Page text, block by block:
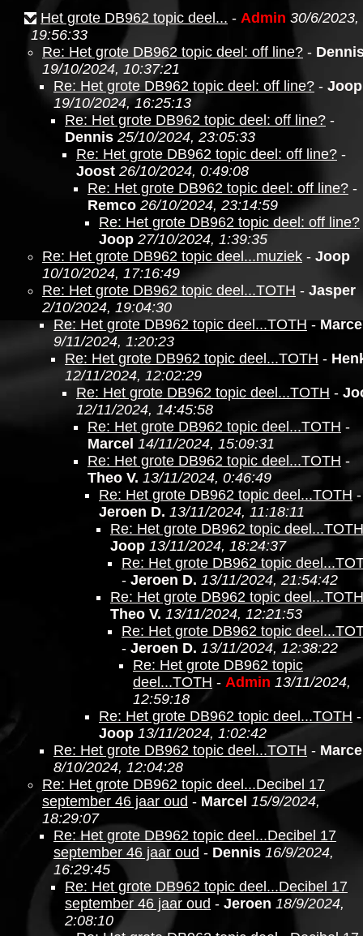
Het grote DB962 topic deel... - Admin 30/6/2023,
19:56:33
Re: Het grote DB962 topic deel: off line? -
19/10/2024, 10:37:21
Re: Het grote DB962 topic deel: off line? - Joop
19/10/2024, 16:25:13
Re: Het grote DB962 topic deel: off line? -
Dennis 25/10/2024, 23:05:33
Re: Het grote DB962 topic deel: off line? -
Joost 26/10/2024, 0:49:08
Re: Het grote DB962 topic deel: off line? -
Remco 26/10/2024, 23:14:59
Re: Het grote DB962 topic deel: off line?
Joop 27/10/2024, 1:39:35
Re: Het grote DB962 topic deel...muziek - Joop
10/10/2024, 17:16:49
Re: Het grote DB962 topic deel...TOTH - Jasper
2/10/2024, 19:04:30
Re: Het grote DB962 topic deel...TOTH-
9/11/2024, 1:20:23
Re: Het grote DB962 topic deel...TOTH -
12/11/2024, 12:02:29
Re: Het grote DB962 topic deel...TOTH -
12/11/2024, 14:45:58
Re: Het grote DB962 topic deel...TOTH -
Marcel 14/11/2024, 15:09:31
Re: Het grote DB962 topic deel...TOTH -
Theo V. 13/11/2024, 0:46:49
Re: Het grote DB962 topic deel...TOTH -
Jeroen D. 13/11/2024, 11:18:11
Re: Het grote DB962 topic deel...TOTH
Joop 13/11/2024, 18:24:37
Re: Het grote DB962 topic
- Jeroen D. 13/11/2024, 21:54:42
Re: Het grote DB962 topic deel...TOTH
Theo V. 13/11/2024, 12:21:53
Re: Het grote DB962 topic
- Jeroen D. 13/11/2024, 12:38:22
Re: Het grote DB962 topic
deel...TOTH - Admin 13/11/2024,
12:59:18
Re: Het grote DB962 topic deel...TOTH -
Joop 13/11/2024, 1:02:42
Re: Het grote DB962 topic deel...TOTH -
8/10/2024, 12:04:28
Re: Het grote DB962 topic deel...Decibel 17
september 46 jaar oud - Marcel 15/9/2024,
18:29:07
Re: Het grote DB962 topic deel...Decibel 17
september 46 jaar oud - Dennis 16/9/2024,
16:29:45
Re: Het grote DB962 topic deel...Decibel 17
september 46 jaar oud - Jeroen 18/9/2024,
2:08:10